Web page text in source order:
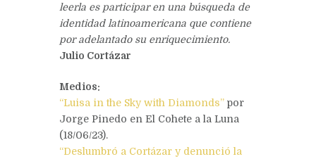
leerla es participar en una búsqueda de
identidad latinoamericana que contiene
por adelantado su enriquecimiento.
Julio Cortázar
Medios:
“Luisa in the Sky with Diamonds” por
Jorge Pinedo en El Cohete a la Luna
(18/06/23).
“Deslumbró a Cortázar y denunció la